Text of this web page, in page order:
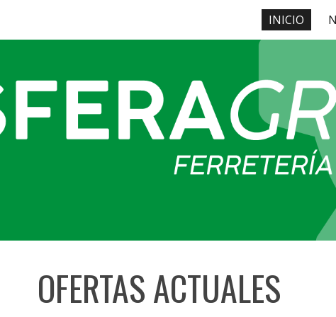
Skip to navigation
INICIO
OFERTAS ACTUALES